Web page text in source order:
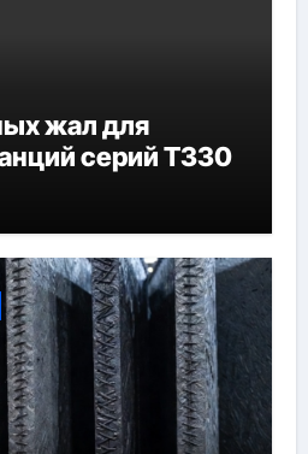
жал для
серий T330